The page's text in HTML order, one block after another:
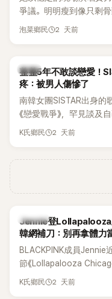
爭議。明明瘦到像只剩
和音量？
泡菜鄉民 2 天前
韓星
整整5年不敢談戀愛！
疼：被男人傷慘了
南韓女團SISTAR出身的
《戀愛戰爭》，罕見談及
年沒有談戀愛，更首度
K氏鄉民 2 天前
K-POP
Jennie登Lollapalooza
韓網補刀：別再拿體力
BLACKPINK成員Jennie
節《Lollapalooza
節Headliner（壓軸主秀
K氏鄉民 2 天前